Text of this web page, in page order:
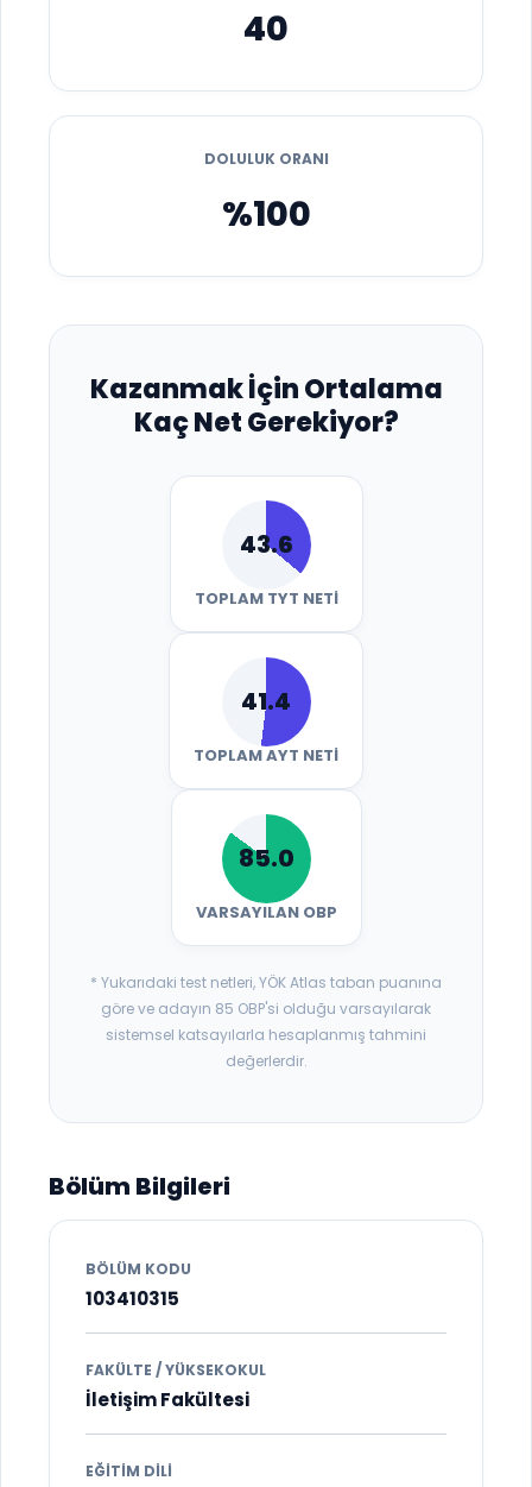
40
DOLULUK ORANI
%100
Kazanmak İçin Ortalama
Kaç Net Gerekiyor?
43.6
TOPLAM TYT NETI
41.4
TOPLAM AYT NETI
85.0
VARSAYILAN OBP
* Yukarıdaki test netleri, YÖK Atlas taban puanına
göre ve adayın 85 OBP'si olduğu varsayılarak
sistemsel katsayılarla hesaplanmış tahmini
değerlerdir.
Bölüm Bilgileri
BÖLÜM KODU
103410315
FAKÜLTE / YÜKSEKOKUL
İletişim Fakültesi
EĞITIM DILI